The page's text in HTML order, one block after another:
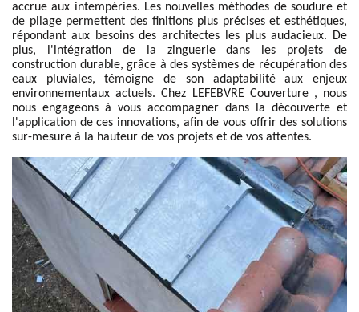
accrue aux intempéries. Les nouvelles méthodes de soudure et
de pliage permettent des finitions plus précises et esthétiques,
répondant aux besoins des architectes les plus audacieux. De
plus, l'intégration de la zinguerie dans les projets de
construction durable, grâce à des systèmes de récupération des
eaux pluviales, témoigne de son adaptabilité aux enjeux
environnementaux actuels. Chez LEFEBVRE Couverture , nous
nous engageons à vous accompagner dans la découverte et
l'application de ces innovations, afin de vous offrir des solutions
sur-mesure à la hauteur de vos projets et de vos attentes.